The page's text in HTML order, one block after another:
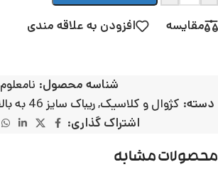
مقایسه افزودن به علاقه مندی
شناسه محصول: نامعلوم
دسته: کژوال و کلاسیک,ریباک سایز 46 به بالا
اشتراک گذاری:
محصولات مشابه